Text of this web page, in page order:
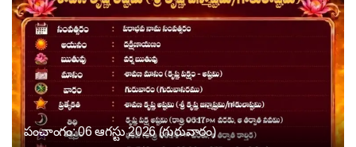
పంచాంగం: 06 ఆగస్టు 2026 (గురువారం)